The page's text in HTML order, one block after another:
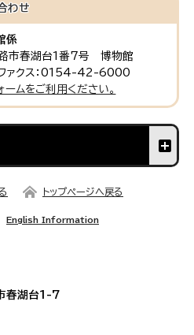
わせ
係
春湖台1番7号 博物館
ァクス：0154-42-6000
ムをご利用ください。
トップページへ戻る
English Information
春湖台1-7